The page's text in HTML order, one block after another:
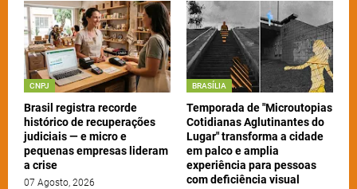
CNPJ
Brasil registra recorde
histórico de recuperações
judiciais — e micro e
pequenas empresas lideram
a crise
07 Agosto, 2026
BRASÍLIA
Temporada de "Microutopias
Cotidianas Aglutinantes do
Lugar" transforma a cidade
em palco e amplia
experiência para pessoas
com deficiência visual